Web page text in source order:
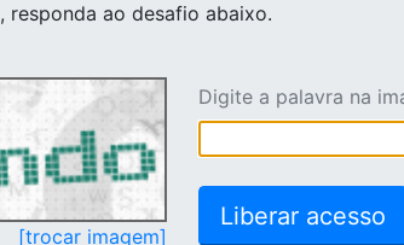
, responda ao desafio abaixo.
[trocar imagem]
Digite a palavra na